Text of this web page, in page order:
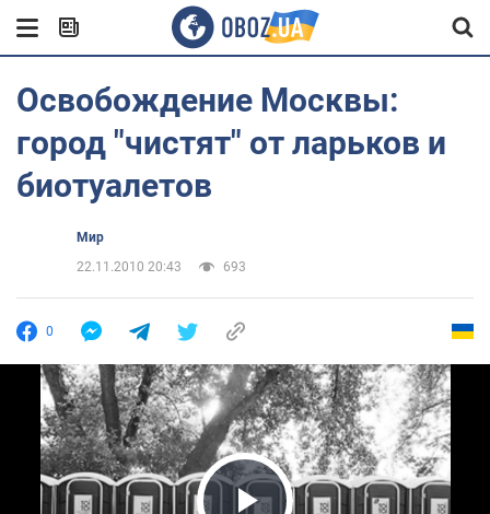
Освобождение Москвы:
город "чистят" от ларьков и
биотуалетов
Мир
22.11.2010 20:43
693
0